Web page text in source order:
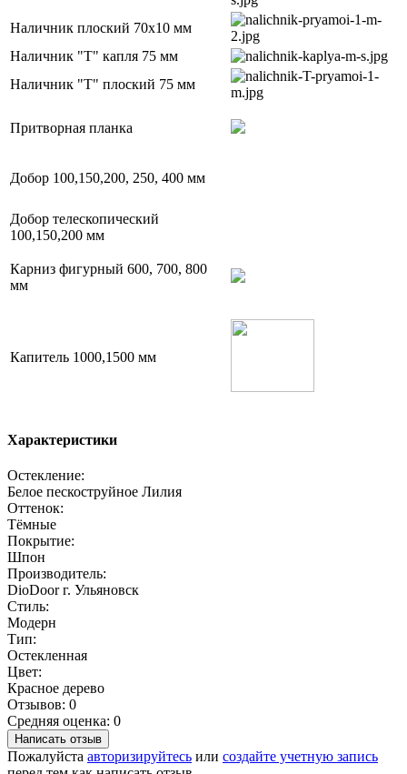
Наличник плоский 70х10 мм
Наличник "Т" капля 75 мм
Наличник "Т" плоский 75 мм
Притворная планка
Добор 100,150,200, 250, 400 мм
Добор телескопический
100,150,200 мм
Карниз фигурный 600, 700, 800
мм
Капитель 1000,1500 мм
Характеристики
Остекление:
Белое пескоструйное Лилия
Оттенок:
Тёмные
Покрытие:
Шпон
Производитель:
DioDoor г. Ульяновск
Стиль:
Модерн
Тип:
Остекленная
Цвет:
Красное дерево
Отзывов: 0
Средняя оценка: 0
Написать отзыв
Пожалуйста авторизируйтесь или создайте учетную запись